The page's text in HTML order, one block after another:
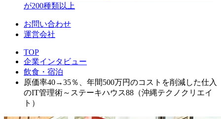
が200種類以上
お問い合わせ
運営会社
TOP
企業インタビュー
飲食・宿泊
原価率40→35％、年間500万円のコストを削減した仕入
のIT管理術～ステーキハウス88（沖縄テクノクリエイ
ト）